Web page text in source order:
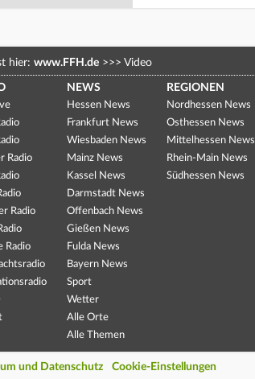
hier: www.FFH.de >>> Video
Radio
Radio
Radio
NEWS
Hessen News
Frankfurt News
Wiesbaden News
Mainz News
Kassel News
Darmstadt News
Offenbach News
Gießen News
Fulda News
Bayern News
Sport
Wetter
Alle Orte
Alle Themen
REGIONEN
Nordhessen News
Osthessen News
Mittelhessen News
Rhein-Main News
Südhessen News
und Datenschutz Cookie-Einstellungen